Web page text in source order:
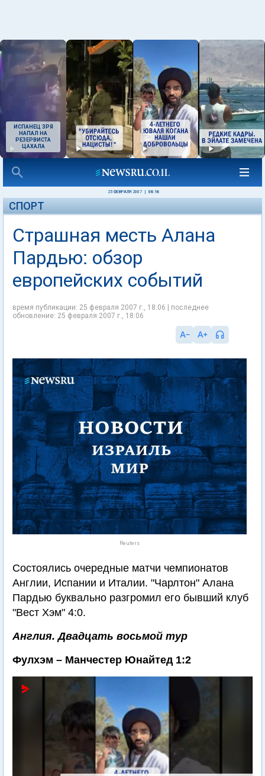
ИСПАНЕЦ ЗРЯ
НАПАЛ НА
РЕЗЕРВИСТА
ЦАХАЛА
25 ФЕВРАЛЯ 2007 06:16
СПОРТ
Страшная месть Алана
Пардью: обзор
европейских событий
время публикации: 25 февраля 2007 г., 18:06 | последнее
обновление: 25 февраля 2007 г., 18:06
Reuters
Состоялись очередные матчи чемпионатов
Англии, Испании и Италии. "Чарлтон" Алана
Пардью буквально разгромил его бывший клуб
"Вест Хэм" 4:0.
Англия. Двадцать восьмой тур
Фулхэм – Манчестер Юнайтед 1:2